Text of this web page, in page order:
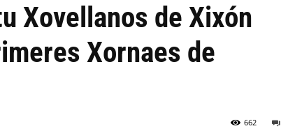
Xovellanos de Xixón
Xornaes de
662